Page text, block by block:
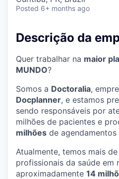
Posted 6+ months ago
Descrição da
Quer trabalhar na maior
MUNDO?
Somos a Doctoralia,
Docplanner, e estamos
sendo responsáveis por
milhões de pacientes e
milhões de
Atualmente, temos mais de
profissionais da saúde em
aproximadamente 14